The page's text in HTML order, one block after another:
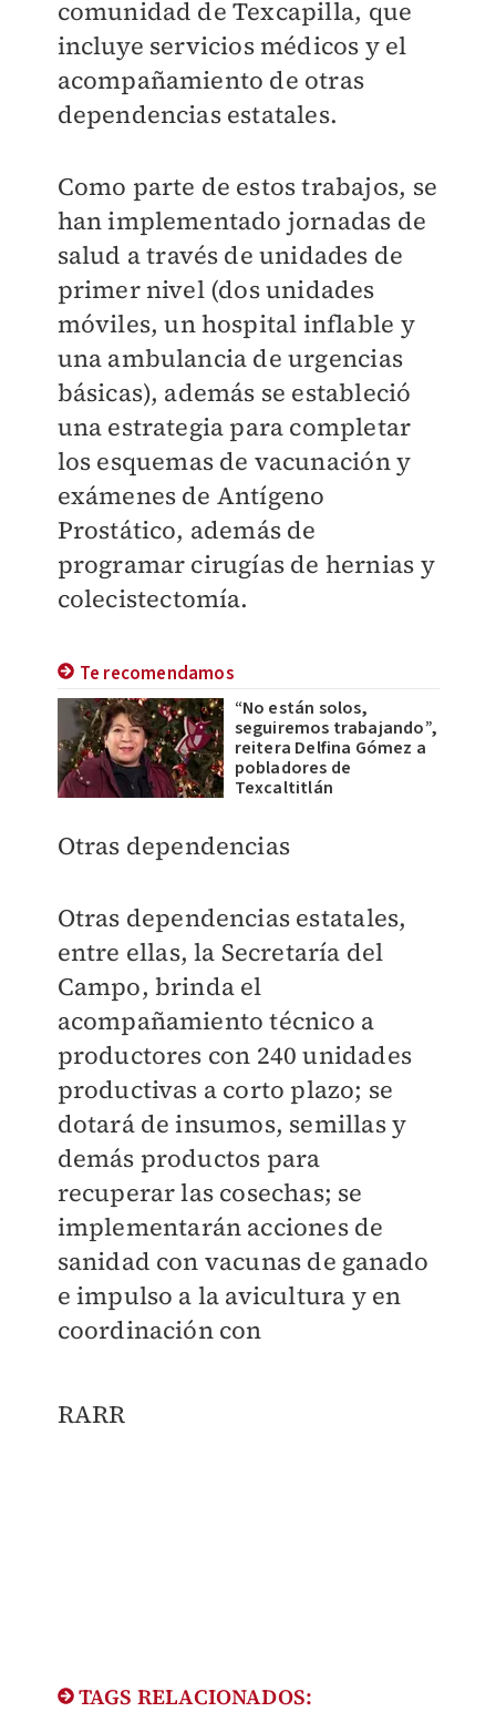
comunidad de Texcapilla, que
incluye servicios médicos y el
acompañamiento de otras
dependencias estatales.
Como parte de estos trabajos, se
han implementado jornadas de
salud a través de unidades de
primer nivel (dos unidades
móviles, un hospital inflable y
una ambulancia de urgencias
básicas), además se estableció
una estrategia para completar
los esquemas de vacunación y
exámenes de Antígeno
Prostático, además de
programar cirugías de hernias y
colecistectomía.
Te recomendamos
“No están solos,
seguiremos trabajando”,
reitera Delfina Gómez a
pobladores de
Texcaltitlán
Otras dependencias
Otras dependencias estatales,
entre ellas, la Secretaría del
Campo, brinda el
acompañamiento técnico a
productores con 240 unidades
productivas a corto plazo; se
dotará de insumos, semillas y
demás productos para
recuperar las cosechas; se
implementarán acciones de
sanidad con vacunas de ganado
e impulso a la avicultura y en
coordinación con
RARR
TAGS RELACIONADOS: